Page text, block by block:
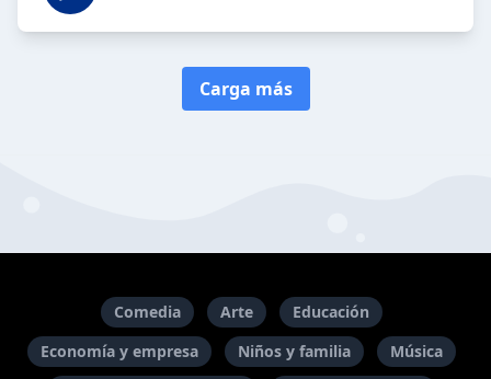
Carga más
Comedia Arte
Educación
Economía y empresa
Niños y familia Música